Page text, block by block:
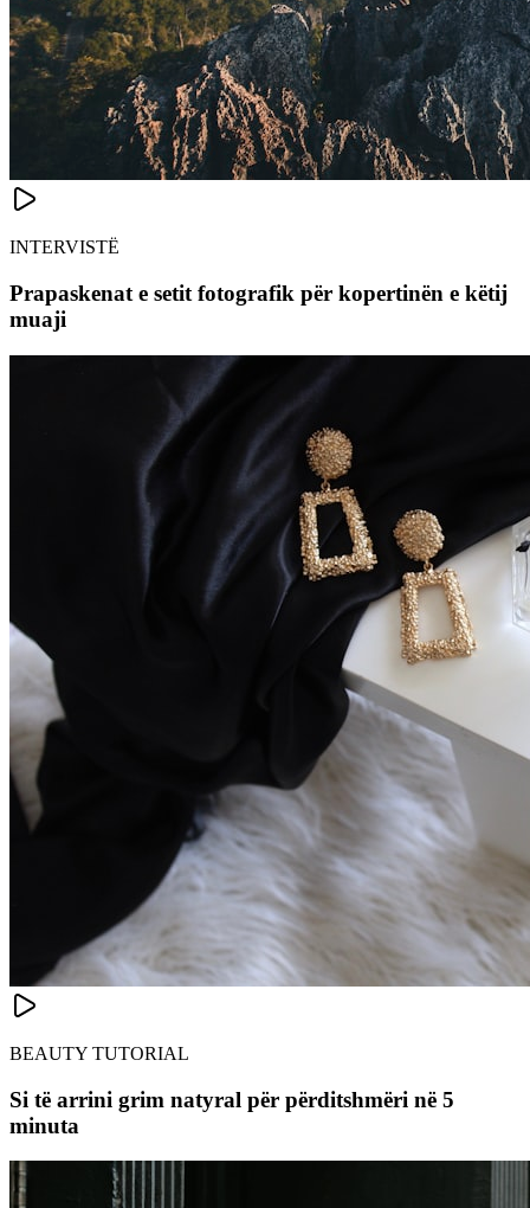
INTERVISTË
Prapaskenat e setit fotografik për kopertinën e këtij
muaji
BEAUTY TUTORIAL
Si të arrini grim natyral për përditshmëri në 5
minuta